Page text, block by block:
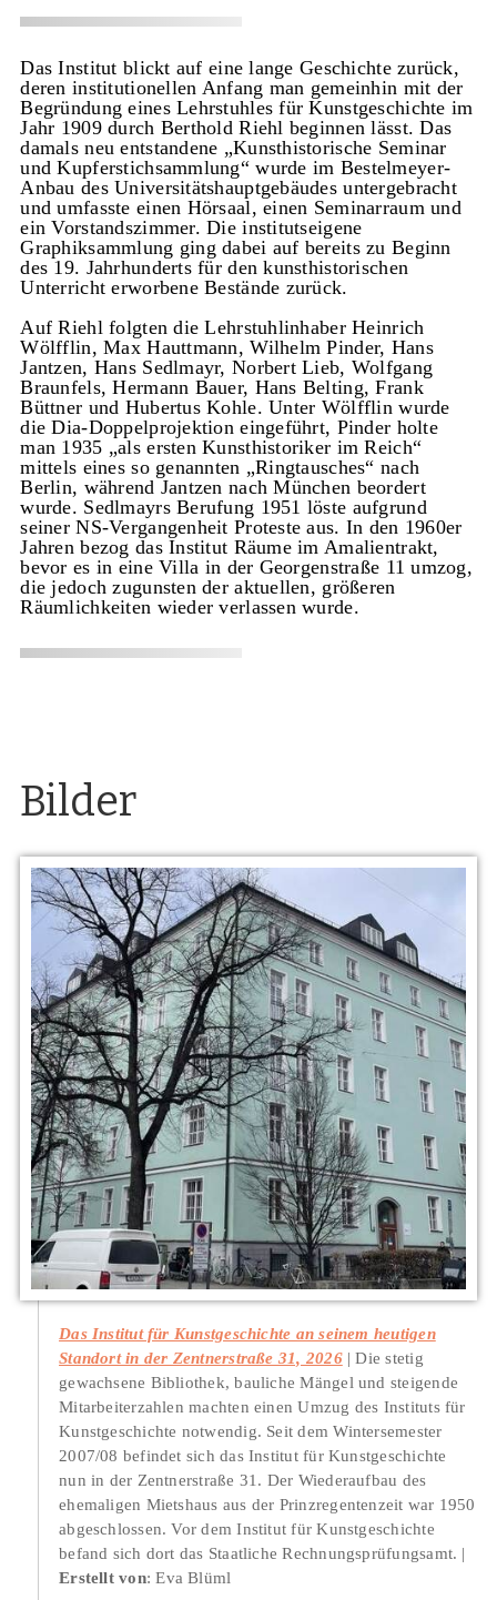
Das Institut blickt auf eine lange Geschichte zurück,
deren institutionellen Anfang man gemeinhin mit der
Begründung eines Lehrstuhles für Kunstgeschichte im
Jahr 1909 durch Berthold Riehl beginnen lässt. Das
damals neu entstandene „Kunsthistorische Seminar
und Kupferstichsammlung“ wurde im Bestelmeyer-
Anbau des Universitätshauptgebäudes untergebracht
und umfasste einen Hörsaal, einen Seminarraum und
ein Vorstandszimmer. Die institutseigene
Graphiksammlung ging dabei auf bereits zu Beginn
des 19. Jahrhunderts für den kunsthistorischen
Unterricht erworbene Bestände zurück.
Auf Riehl folgten die Lehrstuhlinhaber Heinrich
Wölfflin, Max Hauttmann, Wilhelm Pinder, Hans
Jantzen, Hans Sedlmayr, Norbert Lieb, Wolfgang
Braunfels, Hermann Bauer, Hans Belting, Frank
Büttner und Hubertus Kohle. Unter Wölfflin wurde
die Dia-Doppelprojektion eingeführt, Pinder holte
man 1935 „als ersten Kunsthistoriker im Reich“
mittels eines so genannten „Ringtausches“ nach
Berlin, während Jantzen nach München beordert
wurde. Sedlmayrs Berufung 1951 löste aufgrund
seiner NS-Vergangenheit Proteste aus. In den 1960er
Jahren bezog das Institut Räume im Amalientrakt,
bevor es in eine Villa in der Georgenstraße 11 umzog,
die jedoch zugunsten der aktuellen, größeren
Räumlichkeiten wieder verlassen wurde.
Bilder
Das Institut für Kunstgeschichte an seinem heutigen
Standort in der Zentnerstraße 31, 2026
Die stetig
gewachsene Bibliothek, bauliche Mängel und steigende
Mitarbeiterzahlen machten einen Umzug des Instituts für
Kunstgeschichte notwendig. Seit dem Wintersemester
2007/08 befindet sich das Institut für Kunstgeschichte
nun in der Zentnerstraße 31. Der Wiederaufbau des
ehemaligen Mietshaus aus der Prinzregentenzeit war 1950
abgeschlossen. Vor dem Institut für Kunstgeschichte
befand sich dort das Staatliche Rechnungsprüfungsamt.
Erstellt von: Eva Blüml